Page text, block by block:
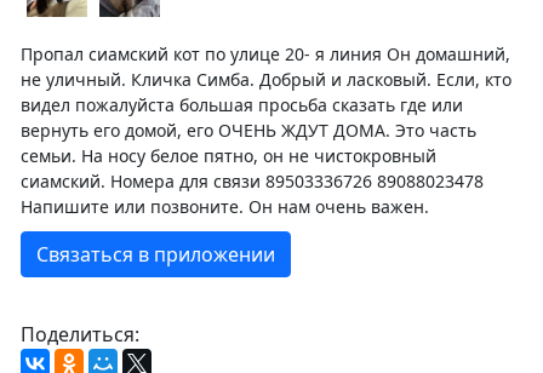
Пропал сиамский кот по улице 20- я линия Он домашний,
не уличный. Кличка Симба. Добрый и ласковый. Если, кто
видел пожалуйста большая просьба сказать где или
вернуть его домой, его ОЧЕНЬ ЖДУТ ДОМА. Это часть
семьи. На носу белое пятно, он не чистокровный
сиамский. Номера для связи 89503336726 89088023478
Напишите или позвоните. Он нам очень важен.
Связаться в приложении
Поделиться: